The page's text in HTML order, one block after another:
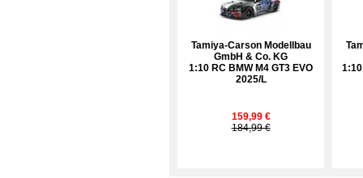
Tamiya-Carson Modellbau
GmbH & Co. KG
1:10 RC BMW M4 GT3 EVO
2025/L
159,99 €
184,99 €